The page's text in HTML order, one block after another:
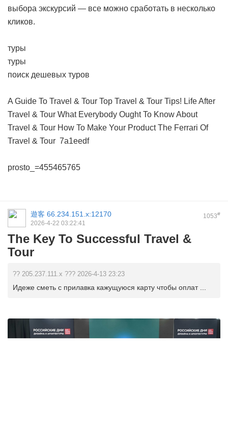
выбора экскурсий — все можно сработать в несколько
кликов.
туры
туры
поиск дешевых туров
A Guide To Travel & Tour Top Travel & Tour Tips! Life After
Travel & Tour What Everybody Ought To Know About
Travel & Tour How To Make Your Product The Ferrari Of
Travel & Tour 7a1eedf
prosto_=455465765
1053#
遊客 66.234.151.x:12170
2026-4-22 03:22:41
The Key To Successful Travel &
Tour
?? 205.237.111.x ??? 2026-4-13 23:23
Идеже сметь с прилавка кажущуюся карту чтобы оплат ...